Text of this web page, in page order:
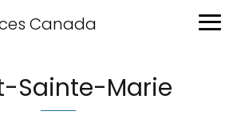
Canada
Sainte-Marie